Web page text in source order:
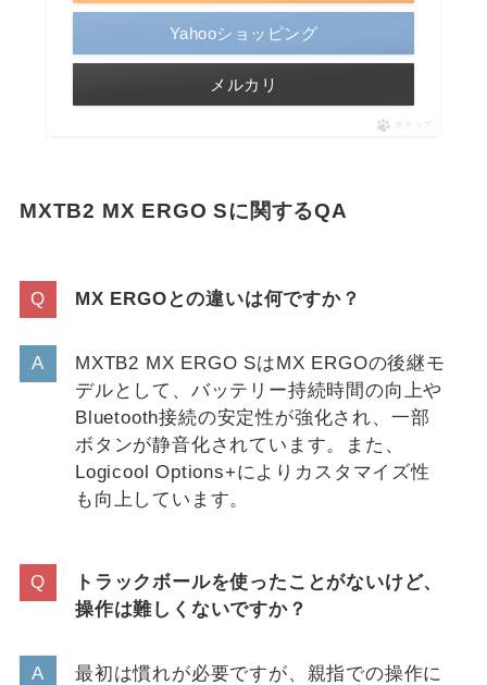
Yahooショッピング
メルカリ
ポチップ
MXTB2 MX ERGO Sに関するQA
MX ERGOとの違いは何ですか？
MXTB2 MX ERGO SはMX ERGOの後継モ
デルとして、バッテリー持続時間の向上や
Bluetooth接続の安定性が強化され、一部
ボタンが静音化されています。また、
Logicool Options+によりカスタマイズ性
も向上しています。
トラックボールを使ったことがないけど、
操作は難しくないですか？
最初は慣れが必要ですが、親指での操作に